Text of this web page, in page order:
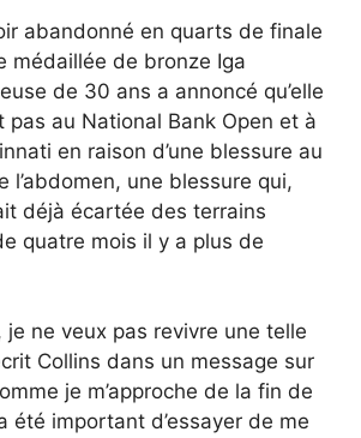
abandonné en quarts de finale
médaillée de bronze Iga
de 30 ans a annoncé qu’elle
pas au National Bank Open et à
en raison d’une blessure au
l’abdomen, une blessure qui,
déjà écartée des terrains
quatre mois il y a plus de
je ne veux pas revivre une telle
Collins dans un message sur
je m’approche de la fin de
été important d’essayer de me